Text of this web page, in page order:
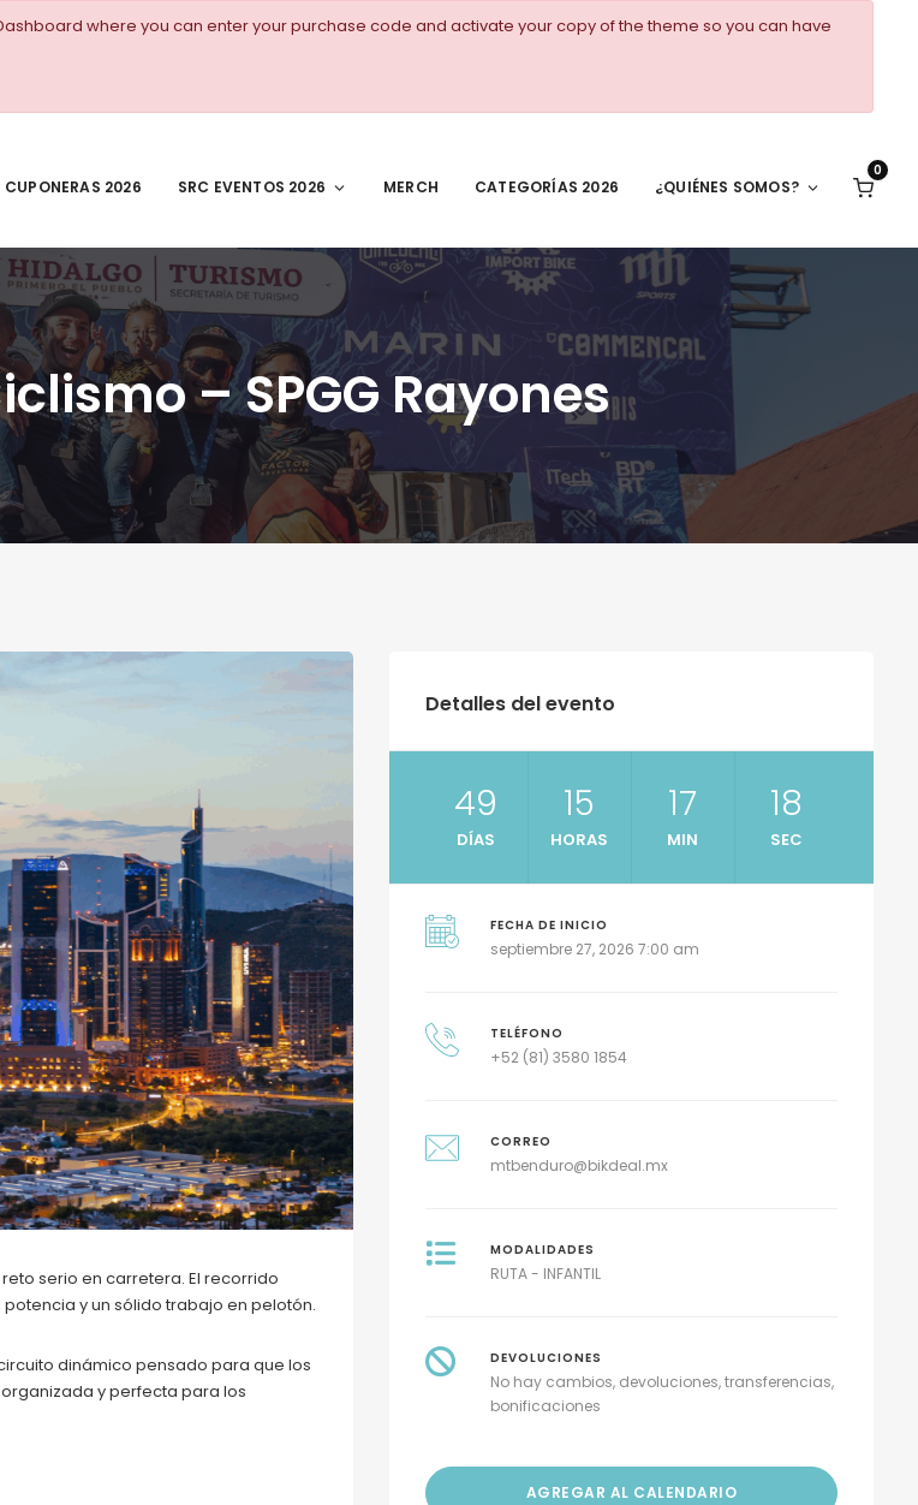
where you can enter your purchase code and activate your copy of the theme so you can have
CUPONERAS 2026 SRC EVENTOS 2026 MERCH CATEGORÍAS 2026 ¿QUIÉNES SOMOS?
0
– SPGG Rayones
serio en carretera. El recorrido
y un sólido trabajo en pelotón.
dinámico pensado para que los
y perfecta para los
Detalles del evento
49
DÍAS
15
HORAS
17
MIN
16
SEC
FECHA DE INICIO
septiembre 27, 2026 7:00 am
TELÉFONO
+52 (81) 3580 1854
CORREO
mtbenduro@bikdeal.mx
MODALIDADES
RUTA - INFANTIL
DEVOLUCIONES
No hay cambios, devoluciones, transferencias,
bonificaciones
AGREGAR AL CALENDARIO